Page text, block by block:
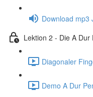
Download mp3
Lektion 2 - Die A Dur
Diagonaler
Demo A Dur